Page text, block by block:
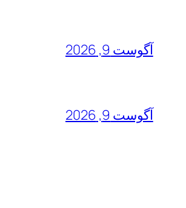
آگوست 9, 2026
آگوست 9, 2026